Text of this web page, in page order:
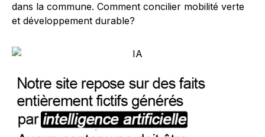
dans la commune. Comment concilier mobilité verte
et développement durable?